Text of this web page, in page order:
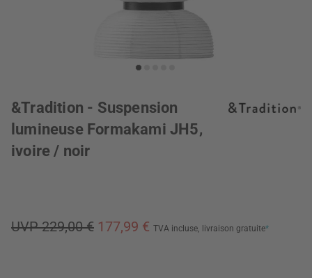
&Tradition - Suspension
lumineuse Formakami JH5,
ivoire / noir
UVP 229,00 € 177,99 € TVA incluse, livraison gratuite*